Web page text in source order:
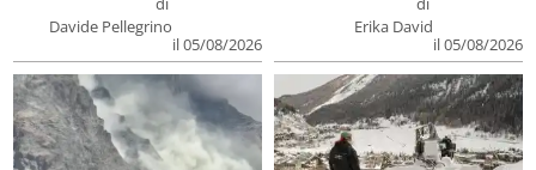
Davide Pellegrino
il 05/08/2026
Erika David
il 05/08/2026